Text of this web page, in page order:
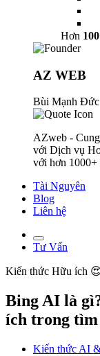
Hơn
AZ WEB
Bùi Mạnh Đức
AZweb -
với Dịch vụ
với hơn 1000+
Tài Nguyên
Blog
Liên hệ
Tư Vấn
Kiến thức Hữu ích
Bing AI là
ích trong
Kiến thức AI